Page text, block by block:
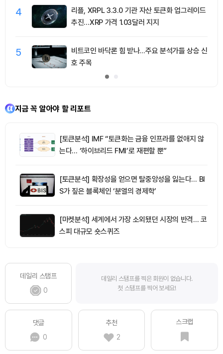
4
리플, XRPL 3.3.0 기관 자산 토큰화 업그레이드
추진…XRP 가격 1.03달러 지지
5
비트코인 바닥론 힘 받나…주요 분석가들 상승 신
호 주목
지금 꼭 알아야 할 리포트
[토큰분석] IMF “토큰화는 금융 인프라를 없애지 않
는다… ‘하이브리드 FMI’로 재편할 뿐”
[토큰분석] 확장성을 얻으면 탈중앙성을 잃는다… BI
S가 짚은 블록체인 ‘분열의 경제학’
[마켓분석] 세계에서 가장 소외됐던 시장의 반격… 코
스피 대규모 숏스퀴즈
데일리 스탬프
0
데일리 스탬프를 찍은 회원이 없습니다.
첫 스탬프를 찍어 보세요!
댓글
0
추천
2
스크랩